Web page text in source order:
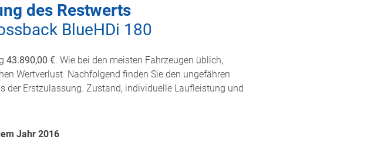
des Restwerts
BlueHDi 180
43.890,00 €. Wie bei den meisten Fahrzeugen üblich,
Wertverlust. Nachfolgend finden Sie den ungefähren
der Erstzulassung. Zustand, individuelle Laufleistung und
Jahr 2016